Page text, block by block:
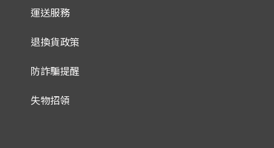
運送服務
退換貨政策
防詐騙提醒
失物招領